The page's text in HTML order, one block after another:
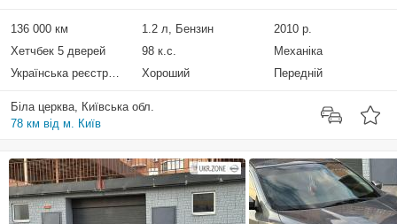
136 000 км 1.2 л, Бензин
2010 р.
Хетчбек 5 дверей
98 к.с.
Механіка
Українська реєстрація
Хороший Передній
Біла церква, Київська обл.
78 км від м. Київ